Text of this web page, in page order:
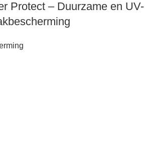
Protect – Duurzame en UV-